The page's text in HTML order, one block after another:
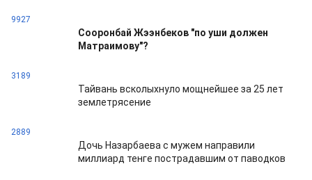
9927
Сооронбай Жээнбеков "по уши должен
Матраимову"?
3189
Тайвань всколыхнуло мощнейшее за 25 лет
землетрясение
2889
Дочь Назарбаева с мужем направили
миллиард тенге пострадавшим от паводков